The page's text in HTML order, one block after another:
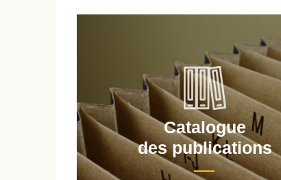
Catalogue
des publications